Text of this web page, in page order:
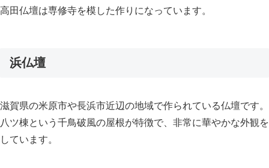
高田仏壇は専修寺を模した作りになっています。
浜仏壇
滋賀県の米原市や長浜市近辺の地域で作られている仏壇です。
八ツ棟という千鳥破風の屋根が特徴で、非常に華やかな外観を
しています。